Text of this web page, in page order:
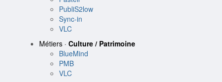
PubliS2low
Sync-in
VLC
Métiers ·Culture / Patrimoine
BlueMind
PMB
VLC